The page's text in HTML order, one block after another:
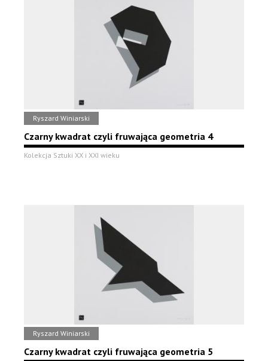
Ryszard Winiarski
Czarny kwadrat czyli fruwająca geometria 4
Kolekcja Sztuki XX i XXI wieku
Ryszard Winiarski
Czarny kwadrat czyli fruwająca geometria 5